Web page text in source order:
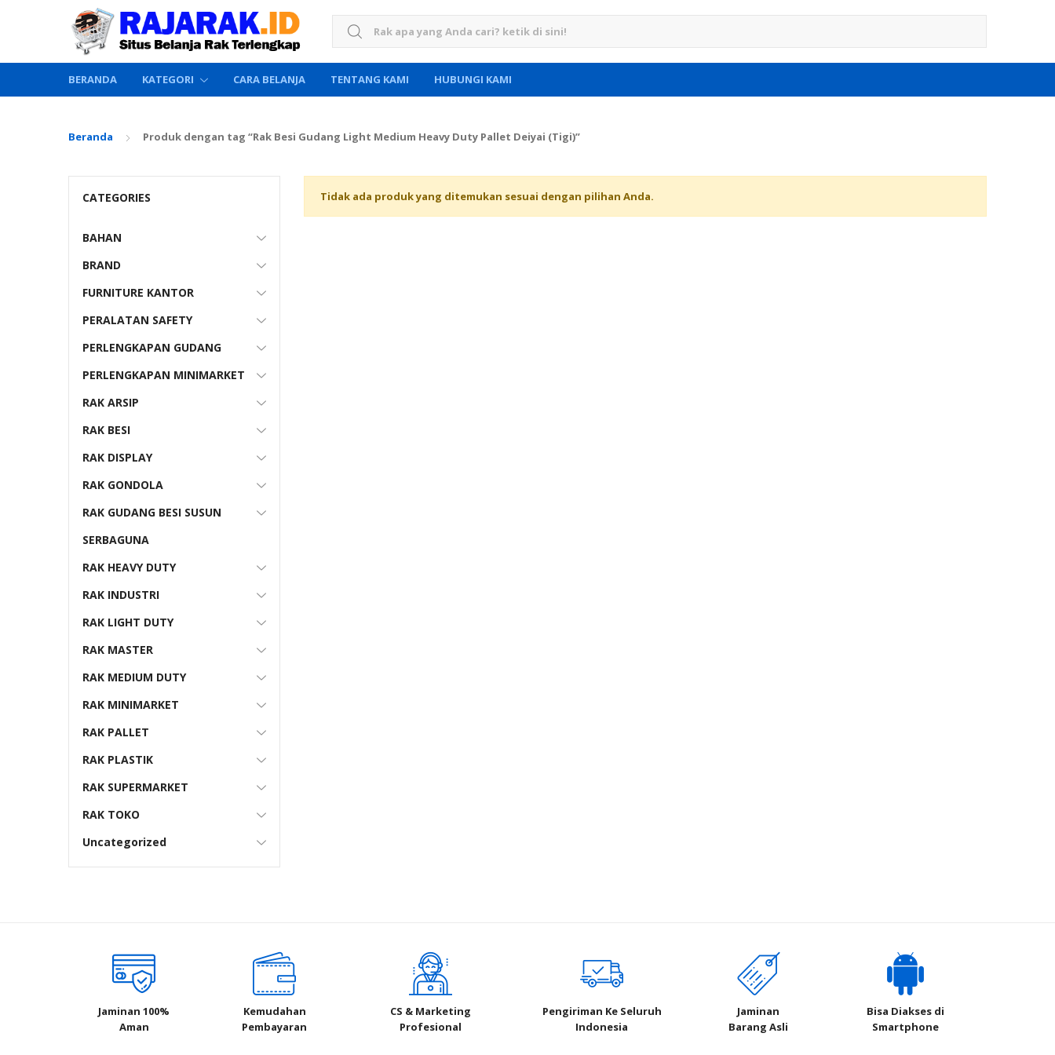
Search for:
BERANDA KATEGORI CARA BELANJA TENTANG KAMI HUBUNGI KAMI
Beranda Produk dengan tag “Rak Besi Gudang Light Medium Heavy Duty Pallet Deiyai (Tigi)”
Tidak ada produk yang ditemukan sesuai dengan pilihan Anda.
CATEGORIES
BAHAN
BRAND
FURNITURE KANTOR
PERALATAN SAFETY
PERLENGKAPAN GUDANG
PERLENGKAPAN MINIMARKET
RAK ARSIP
RAK BESI
RAK DISPLAY
RAK GONDOLA
RAK GUDANG BESI SUSUN
SERBAGUNA
RAK HEAVY DUTY
RAK INDUSTRI
RAK LIGHT DUTY
RAK MASTER
RAK MEDIUM DUTY
RAK MINIMARKET
RAK PALLET
RAK PLASTIK
RAK SUPERMARKET
RAK TOKO
Uncategorized
Jaminan 100%
Aman
Kemudahan
Pembayaran
CS & Marketing
Profesional
Pengiriman Ke Seluruh
Indonesia
Jaminan
Barang Asli
Bisa Diakses di
Smartphone